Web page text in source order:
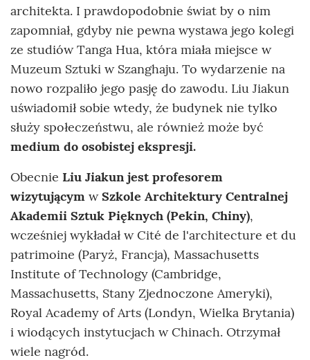
architekta. I prawdopodobnie świat by o nim
zapomniał, gdyby nie pewna wystawa jego kolegi
ze studiów Tanga Hua, która miała miejsce w
Muzeum Sztuki w Szanghaju. To wydarzenie na
nowo rozpaliło jego pasję do zawodu. Liu Jiakun
uświadomił sobie wtedy, że budynek nie tylko
służy społeczeństwu, ale również może być
medium do osobistej ekspresji.
Obecnie Liu Jiakun jest profesorem
wizytującym wSzkole Architektury Centralnej
Akademii Sztuk Pięknych (Pekin, Chiny),
wcześniej wykładał w Cité de l'architecture et du
patrimoine (Paryż, Francja), Massachusetts
Institute of Technology (Cambridge,
Massachusetts, Stany Zjednoczone Ameryki),
Royal Academy of Arts (Londyn, Wielka Brytania)
i wiodących instytucjach w Chinach. Otrzymał
wiele nagród.